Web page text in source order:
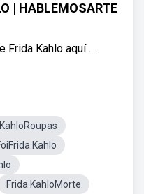
| HABLEMOSARTE
Kahlo aquí ...
Kahlo
Frida KahloMorte